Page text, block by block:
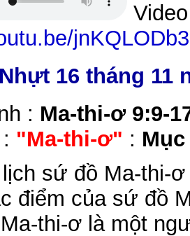
16 tháng 11
: Ma-thi-ơ 9:9-
"Ma-thi-ơ" :
sứ đồ Ma-thi-ơ
điểm của sứ đồ
thi-ơ là một